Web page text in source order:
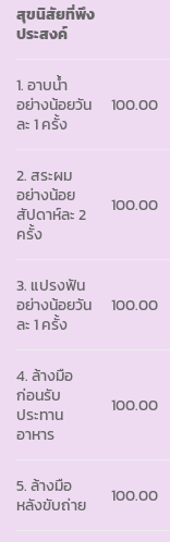
สุขนิสัยที่พึง
ประสงค์
1. อาบน้ำ
อย่างน้อยวัน
ละ 1 ครั้ง
100.00
2. สระผม
อย่างน้อย
สัปดาห์ละ 2
ครั้ง
100.00
3. แปรงฟัน
อย่างน้อยวัน
ละ 1 ครั้ง
100.00
4. ล้างมือ
ก่อนรับ
ประทาน
อาหาร
100.00
5. ล้างมือ
หลังขับถ่าย
100.00